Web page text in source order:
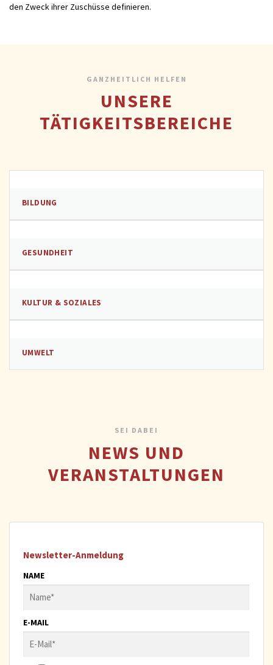
den Zweck ihrer Zuschüsse definieren.
GANZHEITLICH HELFEN
UNSERE
TÄTIGKEITSBEREICHE
BILDUNG
GESUNDHEIT
KULTUR & SOZIALES
UMWELT
SEI DABEI
NEWS UND
VERANSTALTUNGEN
Newsletter-Anmeldung
NAME
E-MAIL